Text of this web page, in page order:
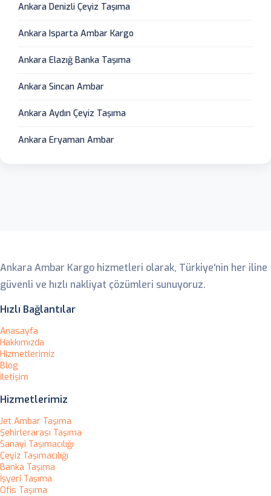
Ankara Denizli Çeyiz Taşıma
Ankara Isparta Ambar Kargo
Ankara Elazığ Banka Taşıma
Ankara Sincan Ambar
Ankara Aydın Çeyiz Taşıma
Ankara Eryaman Ambar
Ankara Ambar Kargo hizmetleri olarak, Türkiye'nin her iline
güvenli ve hızlı nakliyat çözümleri sunuyoruz.
Hızlı Bağlantılar
Anasayfa
Hakkımızda
Hizmetlerimiz
Blog
İletişim
Hizmetlerimiz
Jet Ambar Taşıma
Şehirlerarası Taşıma
Sanayi Taşımacılığı
Çeyiz Taşımacılığı
Banka Taşıma
İşyeri Taşıma
Ofis Taşıma